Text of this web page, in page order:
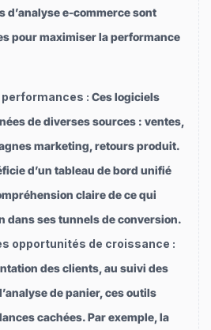
d’analyse e-commerce sont
pour maximiser la performance
: Ces logiciels
de diverses sources : ventes,
marketing, retours produit.
d’un tableau de bord unifié
claire de ce qui
dans ses tunnels de conversion.
opportunités de croissance :
des clients, au suivi des
de panier, ces outils
cachées. Par exemple, la